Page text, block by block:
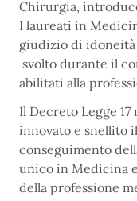
Chirurgia,
I laureati in
giudizio di
svolto durante il
abilitati alla
Il Decreto Legge
innovato e snellito
conseguimento
unico in Medicina
della professione